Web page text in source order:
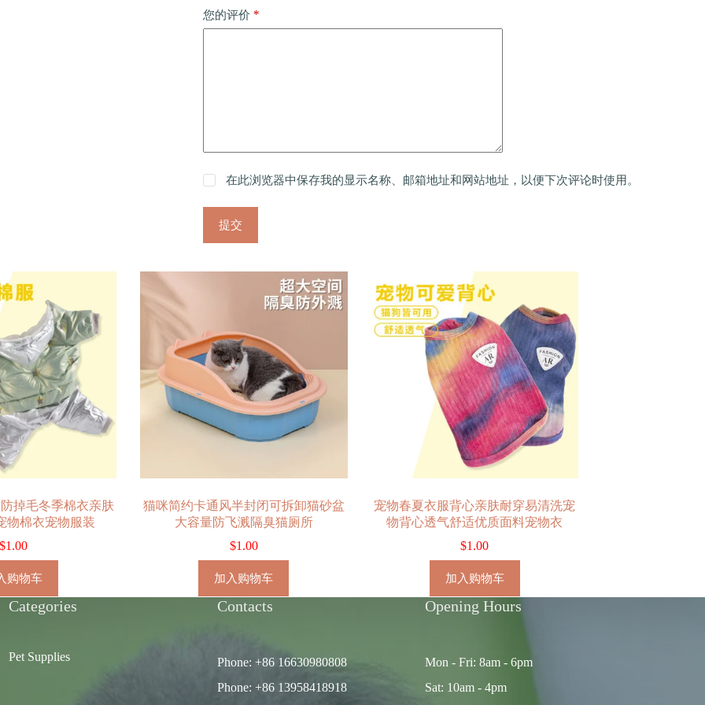
您的评价 *
在此浏览器中保存我的显示名称、邮箱地址和网站地址，以便下次评论时使用。
提交
掉毛冬季棉衣亲肤
物棉衣宠物服装
1.00
购物车
猫咪简约卡通风半封闭可拆卸猫砂盆
大容量防飞溅隔臭猫厕所
$1.00
加入购物车
宠物春夏衣服背心亲肤耐穿易清洗宠
物背心透气舒适优质面料宠物衣
$1.00
加入购物车
Categories
Pet Supplies
Contacts
Phone: +86 16630980808
Phone: +86 13958418918
Opening Hours
Mon - Fri: 8am - 6pm
Sat: 10am - 4pm